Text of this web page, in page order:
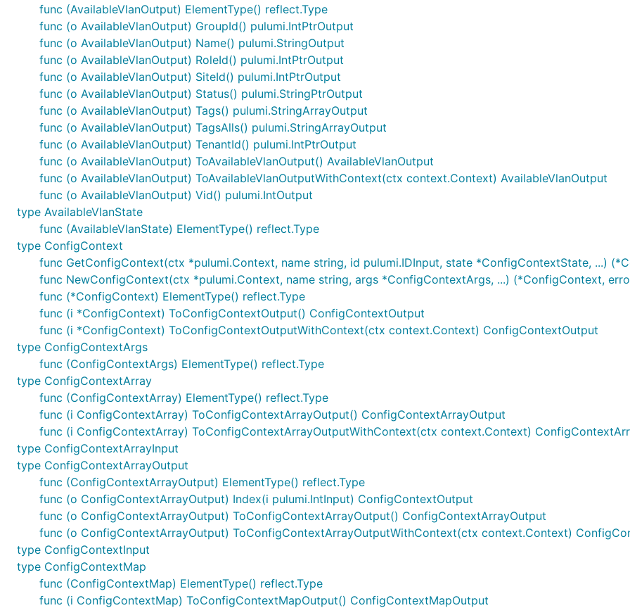
func (AvailableVlanOutput) ElementType() reflect.Type
func (o AvailableVlanOutput) GroupId() pulumi.IntPtrOutput
func (o AvailableVlanOutput) Name() pulumi.StringOutput
func (o AvailableVlanOutput) RoleId() pulumi.IntPtrOutput
func (o AvailableVlanOutput) SiteId() pulumi.IntPtrOutput
func (o AvailableVlanOutput) Status() pulumi.StringPtrOutput
func (o AvailableVlanOutput) Tags() pulumi.StringArrayOutput
func (o AvailableVlanOutput) TagsAlls() pulumi.StringArrayOutput
func (o AvailableVlanOutput) TenantId() pulumi.IntPtrOutput
func (o AvailableVlanOutput) ToAvailableVlanOutput() AvailableVlanOutput
func (o AvailableVlanOutput) ToAvailableVlanOutputWithContext(ctx context.Context) AvailableVlanOutput
func (o AvailableVlanOutput) Vid() pulumi.IntOutput
type AvailableVlanState
func (AvailableVlanState) ElementType() reflect.Type
type ConfigContext
func GetConfigContext(ctx *pulumi.Context, name string, id pulumi.IDInput, state *ConfigContextState, ...)
func NewConfigContext(ctx *pulumi.Context, name string, args *ConfigContextArgs, ...) (*ConfigContext,
func (*ConfigContext) ElementType() reflect.Type
func (i *ConfigContext) ToConfigContextOutput() ConfigContextOutput
func (i *ConfigContext) ToConfigContextOutputWithContext(ctx context.Context) ConfigContextOutput
type ConfigContextArgs
func (ConfigContextArgs) ElementType() reflect.Type
type ConfigContextArray
func (ConfigContextArray) ElementType() reflect.Type
func (i ConfigContextArray) ToConfigContextArrayOutput() ConfigContextArrayOutput
func (i ConfigContextArray) ToConfigContextArrayOutputWithContext(ctx context.Context)
type ConfigContextArrayInput
type ConfigContextArrayOutput
func (ConfigContextArrayOutput) ElementType() reflect.Type
func (o ConfigContextArrayOutput) Index(i pulumi.IntInput) ConfigContextOutput
func (o ConfigContextArrayOutput) ToConfigContextArrayOutput() ConfigContextArrayOutput
func (o ConfigContextArrayOutput) ToConfigContextArrayOutputWithContext(ctx context.Context)
type ConfigContextInput
type ConfigContextMap
func (ConfigContextMap) ElementType() reflect.Type
func (i ConfigContextMap) ToConfigContextMapOutput() ConfigContextMapOutput